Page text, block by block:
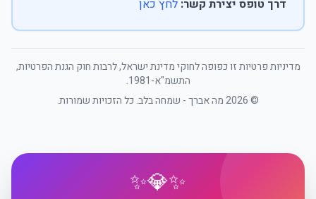
דרך טופס יצירת קשר: לחץ כאן
מדיניות פרטיות זו כפופה לחוקי מדינת ישראל, לרבות חוק הגנת הפרטיות,
התשמ"א-1981.
©
2026מה אברך - שמחה בלב. כל הזכויות שמורות.
✨
💎
✨